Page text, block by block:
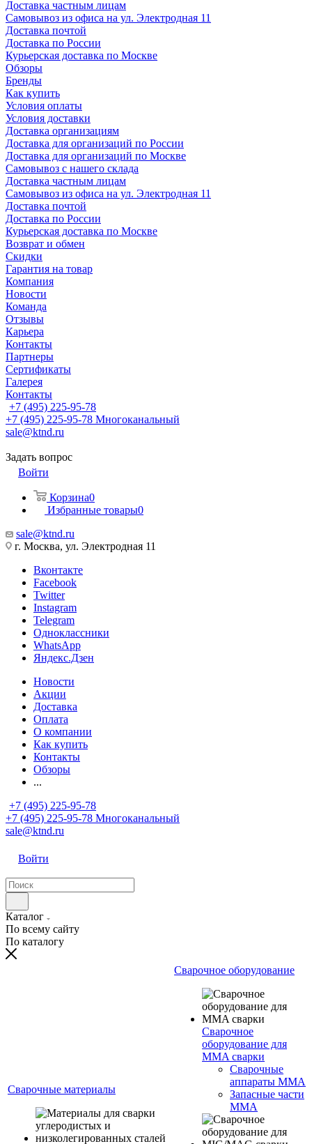
Доставка частным лицам
Самовывоз из офиса на ул. Электродная 11
Доставка почтой
Доставка по России
Курьерская доставка по Москве
Обзоры
Бренды
Как купить
Условия оплаты
Условия доставки
Доставка организациям
Доставка для организаций по России
Доставка для организаций по Москве
Самовывоз с нашего склада
Доставка частным лицам
Самовывоз из офиса на ул. Электродная 11
Доставка почтой
Доставка по России
Курьерская доставка по Москве
Возврат и обмен
Скидки
Гарантия на товар
Компания
Новости
Команда
Отзывы
Карьера
Контакты
Партнеры
Сертификаты
Галерея
Контакты
+7 (495) 225-95-78
+7 (495) 225-95-78 Многоканальный
sale@ktnd.ru
Задать вопрос
Войти
Корзина0
Избранные товары0
sale@ktnd.ru
г. Москва, ул. Электродная 11
Вконтакте
Facebook
Twitter
Instagram
Telegram
Одноклассники
WhatsApp
Яндекс.Дзен
Новости
Акции
Доставка
Оплата
О компании
Как купить
Контакты
Обзоры
...
+7 (495) 225-95-78
+7 (495) 225-95-78 Многоканальный
sale@ktnd.ru
Войти
Каталог
По всему сайту
По каталогу
Сварочные материалы
Сварочное оборудование
Сварочное
оборудование для
MMA сварки
Сварочные
аппараты MMA
Запасные части
MMA